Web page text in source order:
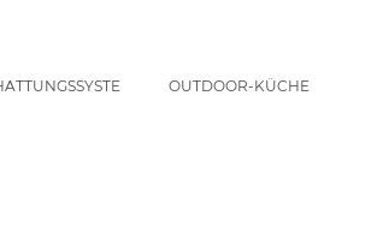
OUTDOOR-KÜCHE